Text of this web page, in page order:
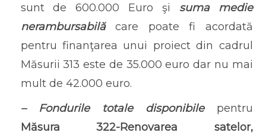
sunt de 600.000 Euro şi suma medie
nerambursabilăcare poate fi acordată
pentru finanţarea unui proiect din cadrul
Măsurii 313 este de 35.000 euro dar nu mai
mult de 42.000 euro.
– Fondurile totale disponibilepentru
Măsura 322-Renovarea satelor,